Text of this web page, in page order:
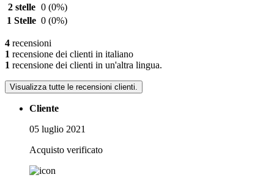
2 stelle 0 (0%)
1 Stelle 0 (0%)
4 recensioni
1 recensione dei clienti in italiano
1 recensione dei clienti in un'altra lingua.
Visualizza tutte le recensioni clienti.
Cliente
05 luglio 2021
Acquisto verificato